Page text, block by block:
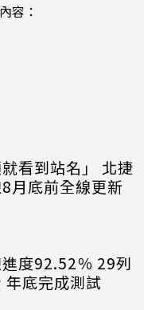
容：
就看到站名」 北捷
月底前全線更新
度92.52％ 29列
年底完成測試